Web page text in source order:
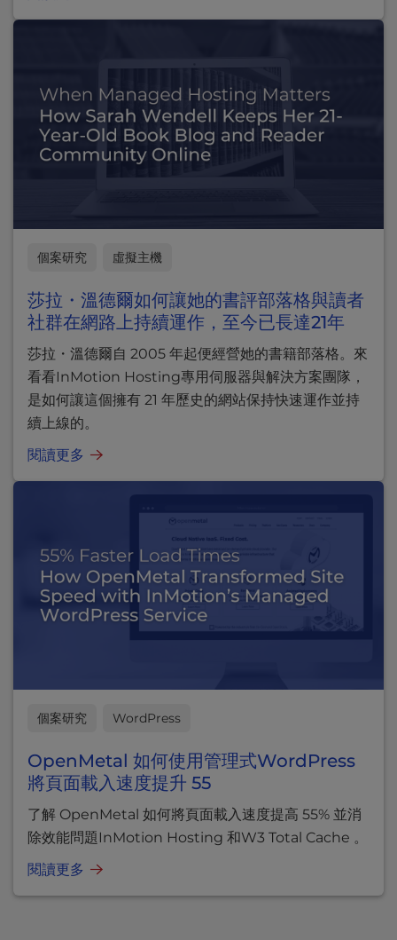
個案研究 虛擬主機
莎拉・溫德爾如何讓她的書評部落格與讀者
社群在網路上持續運作，至今已長達21年
莎拉・溫德爾自 2005 年起便經營她的書籍部落格。來
看看InMotion Hosting專用伺服器與解決方案團隊，
是如何讓這個擁有 21 年歷史的網站保持快速運作並持
續上線的。
閱讀更多
個案研究 WordPress
OpenMetal 如何使用管理式WordPress
將頁面載入速度提升 55
了解 OpenMetal 如何將頁面載入速度提高 55% 並消
除效能問題InMotion Hosting 和W3 Total Cache 。
閱讀更多